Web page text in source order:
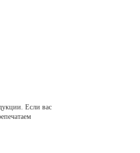
Если вас